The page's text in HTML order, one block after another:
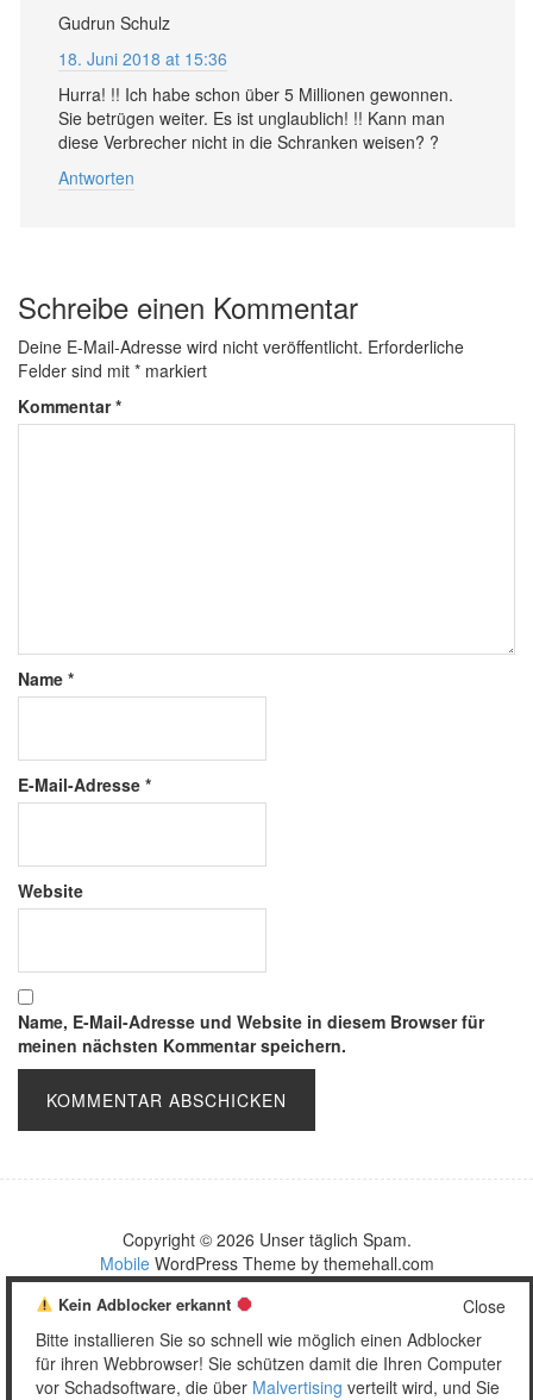
Gudrun Schulz
18. Juni 2018 at 15:36
Hurra! !! Ich habe schon über 5 Millionen gewonnen.
Sie betrügen weiter. Es ist unglaublich! !! Kann man
diese Verbrecher nicht in die Schranken weisen? ?
Antworten
Schreibe einen Kommentar
Deine E-Mail-Adresse wird nicht veröffentlicht. Erforderliche
Felder sind mit * markiert
Kommentar*
Name *
E-Mail-Adresse *
Website
Name, E-Mail-Adresse und Website in diesem Browser für
meinen nächsten Kommentar speichern.
Copyright © 2026 Unser täglich Spam.
MobileWordPress Theme by themehall.com
Close
Kein Adblocker erkannt
Bitte installieren Sie so schnell wie möglich einen Adblocker
für ihren Webbrowser! Sie schützen damit die Ihren Computer
vor Schadsoftware, die über Malvertising verteilt wird, und Sie